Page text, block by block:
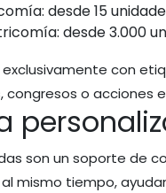
desde 15
desde 3.000
con
congresos o
son un soporte de
mismo tiempo,